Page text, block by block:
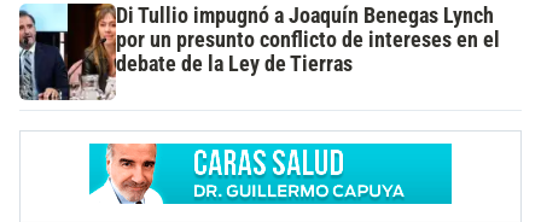
Di Tullio impugnó a Joaquín Benegas Lynch
por un presunto conflicto de intereses en el
debate de la Ley de Tierras